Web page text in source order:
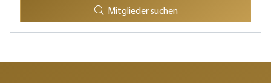
Mitglieder suchen